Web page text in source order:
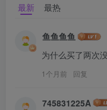
最新 最热
鱼鱼鱼鱼
为什么买了两次
1个月前 回复
745831225A